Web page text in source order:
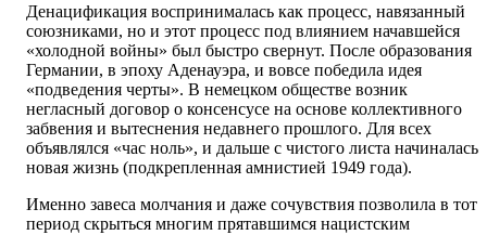
Денацификация воспринималась как процесс, навязанный
союзниками, но и этот процесс под влиянием начавшейся
«холодной войны» был быстро свернут. После образования
Германии, в эпоху Аденауэра, и вовсе победила идея
«подведения черты». В немецком обществе возник
негласный договор о консенсусе на основе коллективного
забвения и вытеснения недавнего прошлого. Для всех
объявлялся «час ноль», и дальше с чистого листа начиналась
новая жизнь (подкрепленная амнистией 1949 года).
Именно завеса молчания и даже сочувствия позволила в тот
период скрыться многим прятавшимся нацистским